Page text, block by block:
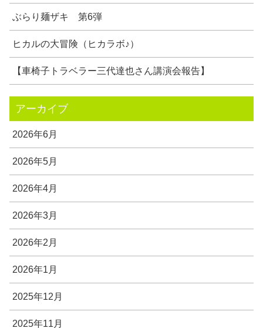
ぶらり麺ザキ 第6弾
ヒカルの大冒険（ヒカラボ♪）
【車椅子トラベラー三代達也さん講演会報告】
アーカイブ
2026年6月
2026年5月
2026年4月
2026年3月
2026年2月
2026年1月
2025年12月
2025年11月